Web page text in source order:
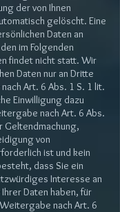
der von Ihnen
gelöscht. Eine
Daten an
im Folgenden
findet nicht statt. Wir
Daten nur an Dritte
Art. 6 Abs. 1 S. 1 lit.
Einwilligung dazu
nach Art. 6 Abs.
Geltendmachung,
von
ist und kein
dass Sie ein
Interesse an
Daten haben, für
nach Art. 6